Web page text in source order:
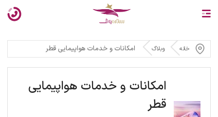
خانه وبلاگ امکانات و خدمات هواپیمایی قطر
امکانات و خدمات هواپیمایی
قطر